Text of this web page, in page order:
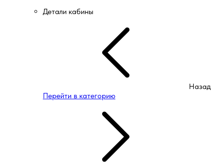
Детали кабины
Назад
Перейти в категорию